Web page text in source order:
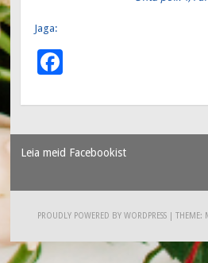
Jaga:
e
b
o
o
k
Leia meid Facebookist
PROUDLY POWERED BY WORDPRESS |THEME: